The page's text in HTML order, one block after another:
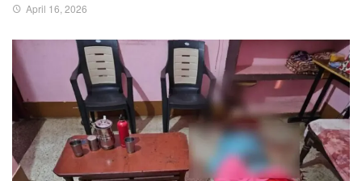
April 16, 2026